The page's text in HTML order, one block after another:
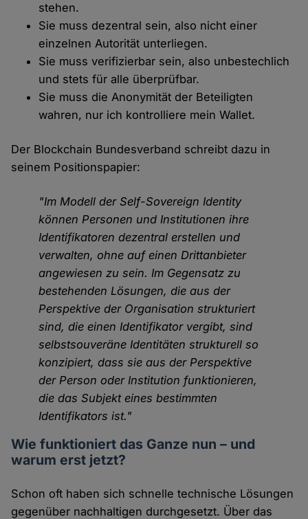
stehen.
Sie muss dezentral sein, also nicht einer
einzelnen Autorität unterliegen.
Sie muss verifizierbar sein, also unbestechlich
und stets für alle überprüfbar.
Sie muss die Anonymität der Beteiligten
wahren, nur ich kontrolliere mein Wallet.
Der Blockchain Bundesverband schreibt dazu in
seinem Positionspapier:
"Im Modell der Self-Sovereign Identity
können Personen und Institutionen ihre
Identifikatoren dezentral erstellen und
verwalten, ohne auf einen Drittanbieter
angewiesen zu sein. Im Gegensatz zu
bestehenden Lösungen, die aus der
Perspektive der Organisation strukturiert
sind, die einen Identifikator vergibt, sind
selbstsouveräne Identitäten strukturell so
konzipiert, dass sie aus der Perspektive
der Person oder Institution funktionieren,
die das Subjekt eines bestimmten
Identifikators ist."
Wie funktioniert das Ganze nun – und
warum erst jetzt?
Schon oft haben sich schnelle technische Lösungen
gegenüber nachhaltigen durchgesetzt. Über das